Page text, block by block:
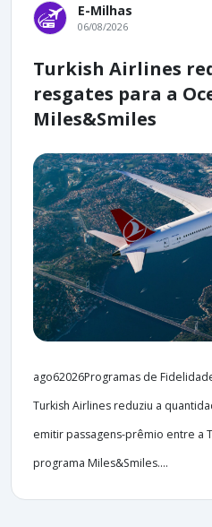
E-Milhas
06/08/2026
Turkish Airlines
resgates para a
Miles&Smiles
ago62026Programas de
Turkish Airlines reduziu a
emitir passagens-prêmio entre a
programa Miles&Smiles....